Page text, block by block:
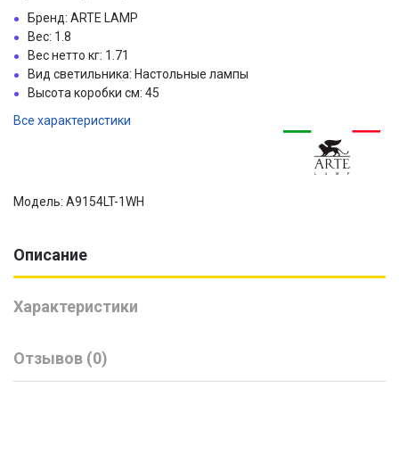
Бренд: ARTE LAMP
Вес: 1.8
Вес нетто кг: 1.71
Вид светильника: Настольные лампы
Высота коробки см: 45
Все характеристики
Модель: A9154LT-1WH
Описание
Характеристики
Отзывов (0)